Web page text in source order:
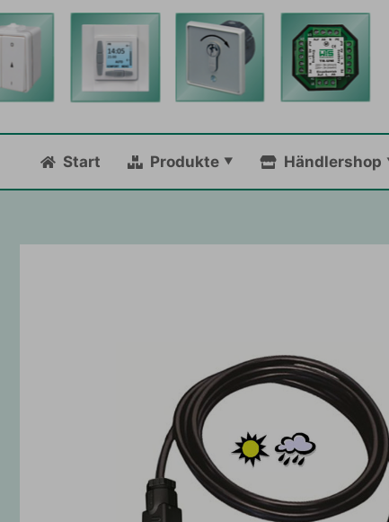
Zum
Inhalt
springen
Start Produkte Händlershop